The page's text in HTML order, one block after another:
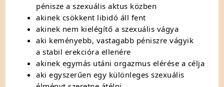
pénisze a szexuális aktus közben
akinek csökkent libidó áll fent
akinek nem kielégítő a szexuális vágya
aki keményebb, vastagabb péniszre vágyik
a stabil erekcióra ellenére
akinek egymás utáni orgazmus elérése a célja
aki egyszerűen egy különleges szexuális